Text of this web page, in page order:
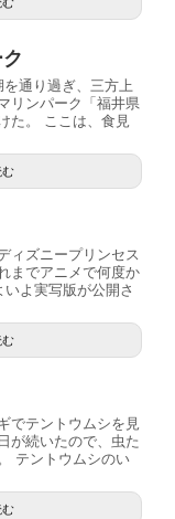
通り過ぎ、三方上
リンパーク「福井県
た。 ここは、食見
ィズニープリンセス
までアニメで何度か
よ実写版が公開さ
でテントウムシを見
が続いたので、虫た
テントウムシのい